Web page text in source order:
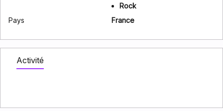
Rock
Pays
France
Activité